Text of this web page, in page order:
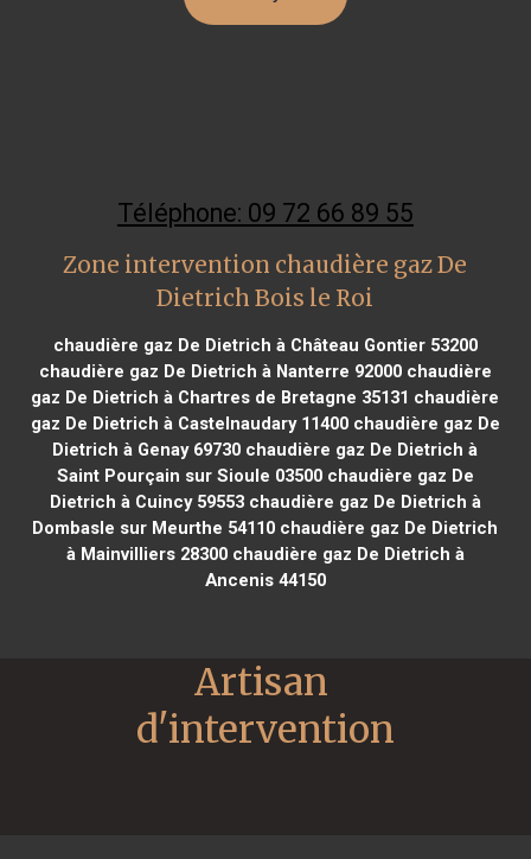
Téléphone: 09 72 66 89 55
Zone intervention chaudière gaz De
Dietrich Bois le Roi
chaudière gaz De Dietrich à Château Gontier 53200
chaudière gaz De Dietrich à Nanterre 92000chaudière
gaz De Dietrich à Chartres de Bretagne 35131 chaudière
gaz De Dietrich à Castelnaudary 11400chaudière gaz De
Dietrich à Genay 69730 chaudière gaz De Dietrich à
Saint Pourçain sur Sioule 03500chaudière gaz De
Dietrich à Cuincy 59553chaudière gaz De Dietrich à
Dombasle sur Meurthe 54110 chaudière gaz De Dietrich
à Mainvilliers 28300chaudière gaz De Dietrich à
Ancenis 44150
Artisan
d'intervention